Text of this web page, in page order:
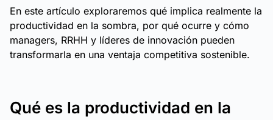
En este artículo exploraremos qué implica realmente la
productividad en la sombra, por qué ocurre y cómo
managers, RRHH y líderes de innovación pueden
transformarla en una ventaja competitiva sostenible.
Qué es la productividad en la